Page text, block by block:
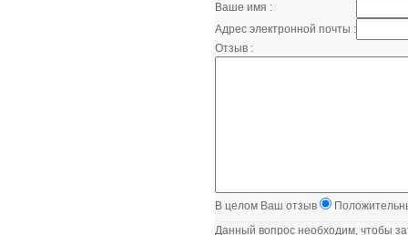
Ваше имя :
Адрес электронной почты :
Отзыв :
В целом Ваш отзыв
Данный вопрос необходим, чтобы